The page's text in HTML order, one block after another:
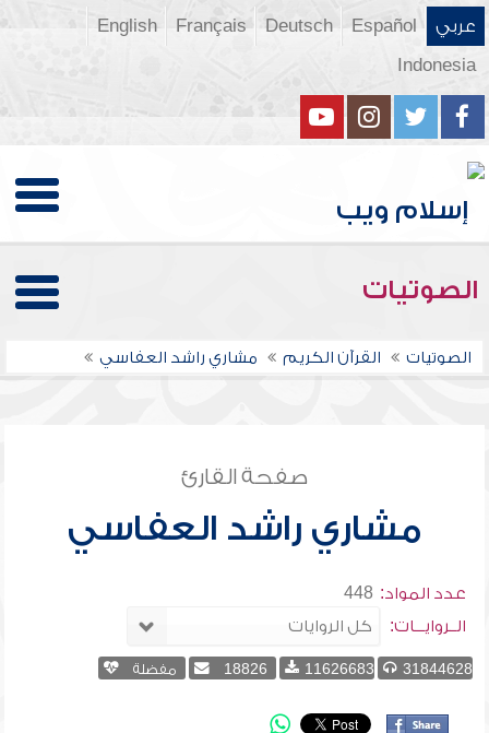
عربي Español
Deutsch
Français
English
Indonesia
الصوتيات
الصوتيات القرآن الكريم مشاري راشد العفاسي
صفحة القارئ
مشاري راشد العفاسي
عدد المواد: 448
الــروايـــات:
31844628
11626683
18826 مفضلة